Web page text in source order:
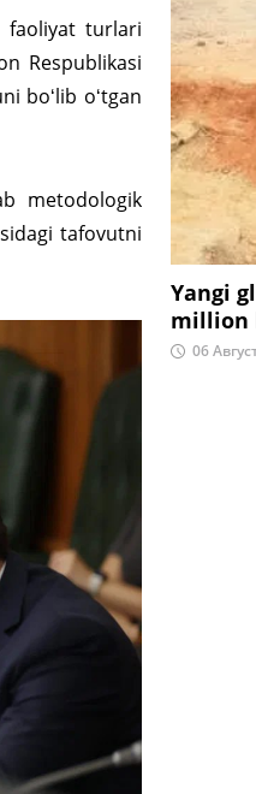
faoliyat turlari
Respublikasi
boʻlib oʻtgan
metodologik
tafovutni
Yangi
million
06